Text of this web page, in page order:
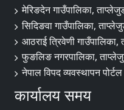
मेरिङदेन गाउँपालिका,
सिदिङवा गाउँपालिका,
आठराई त्रिवेणी
फुङलिङ नगरपालिका,
नेपाल विपद व्यवस्थापन पोर्टल
कार्यालय समय